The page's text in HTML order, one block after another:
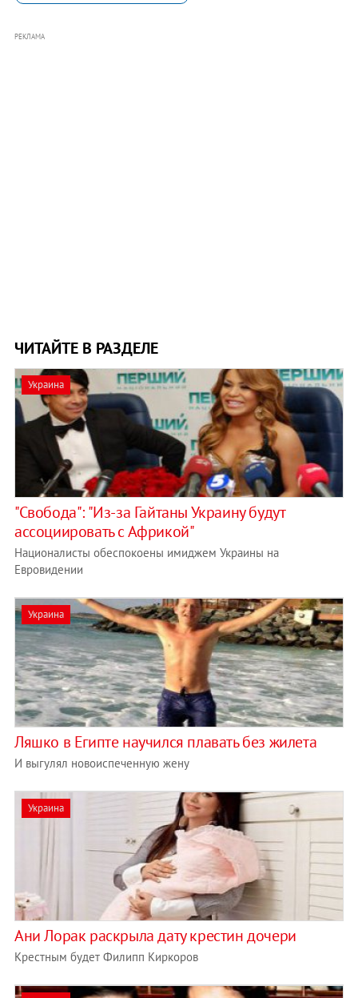
РЕКЛАМА
ЧИТАЙТЕ В РАЗДЕЛЕ
Украина
"Свобода": "Из-за Гайтаны Украину будут
ассоциировать с Африкой"
Националисты обеспокоены имиджем Украины на
Евровидении
Украина
Ляшко в Египте научился плавать без жилета
И выгулял новоиспеченную жену
Украина
Ани Лорак раскрыла дату крестин дочери
Крестным будет Филипп Киркоров